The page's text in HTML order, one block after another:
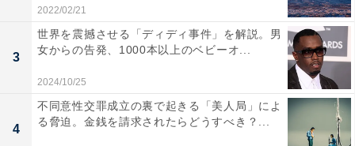
3位は、橋本環奈さん。愛らしく可愛らしい橋本環奈さ
んのウェディングドレス姿を見たいユーザーが多く見ら
れました。回答者は「スタイルもお顔もとっても可愛く
て、憧れる、、、絶対似合う！！」「ウェディングドレ
ス姿絶対似合います！」とコメント。
2022/02/21
3
世界を震撼させる「ディディ事件」を解説。男
女からの告発、1000本以上のベビーオ...
2024/10/25
4
不同意性交罪成立の裏で起きる「美人局」によ
る脅迫。金銭を請求されたらどうすべき？...